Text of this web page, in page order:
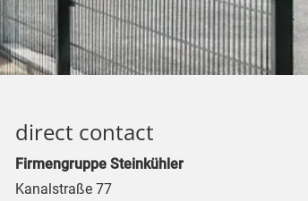
direct contact
Firmengruppe Steinkühler
Kanalstraße 77